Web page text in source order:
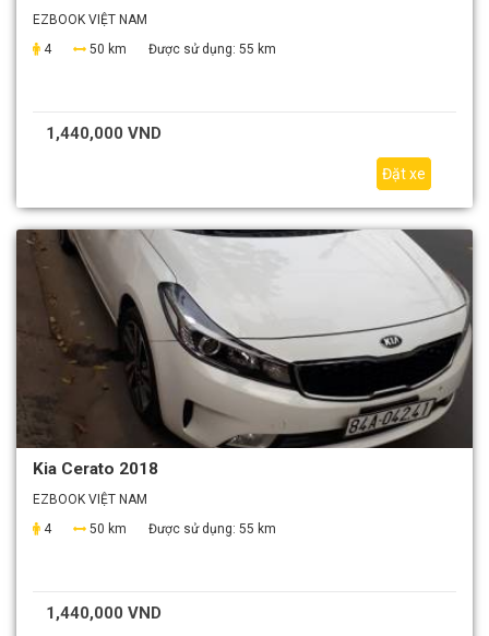
EZBOOK VIỆT NAM
4
50 km Được sử dụng: 55 km
1,440,000 VND
Đặt xe
Kia Cerato 2018
EZBOOK VIỆT NAM
4
50 km Được sử dụng: 55 km
1,440,000 VND